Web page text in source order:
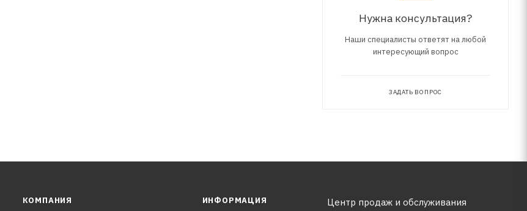
Нужна консультация?
Наши специалисты ответят на любой
интересующий вопрос
ЗАДАТЬ ВОПРОС
КОМПАНИЯ ИНФОРМАЦИЯ
Центр продаж и обслуживания